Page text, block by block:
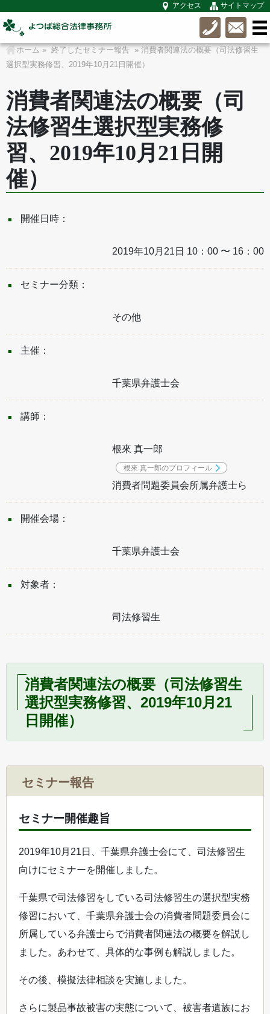
アクセス サイトマップ
ホーム » 終了したセミナー報告
» 消費者関連法の概要（司法修習生
選択型実務修習、2019年10月21日開催）
消費者関連法の概要（司
法修習生選択型実務修
習、2019年10月21日開
催）
開催日時：
2019年10月21日 10：00 〜 16：00
セミナー分類：
その他
主催：
千葉県弁護士会
講師：
根來 真一郎
根來 真一郎のプロフィール
消費者問題委員会所属弁護士ら
開催会場：
千葉県弁護士会
対象者：
司法修習生
消費者関連法の概要（司法修習生
選択型実務修習、2019年10月21
日開催）
セミナー報告
セミナー開催趣旨
2019年10月21日、千葉県弁護士会にて、司法修習生
向けにセミナーを開催しました。
千葉県で司法修習をしている司法修習生の選択型実務
修習において、千葉県弁護士会の消費者問題委員会に
所属している弁護士らで消費者関連法の概要を解説し
ました。あわせて、具体的な事例も解説しました。
その後、模擬法律相談を実施しました。
さらに製品事故被害の実態について、被害者遺族にお